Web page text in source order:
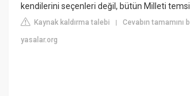
kendilerini seçenleri değil, bütün Milleti
Kaynak kaldırma talebi |Cevabın tamamını
yasalar.org